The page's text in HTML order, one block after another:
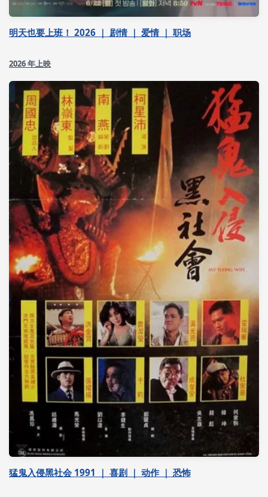
明天也要上班！ 2026 ｜ 剧情 ｜ 爱情 ｜ 职场
2026 年上映
猛鬼入侵黑社会 1991 ｜ 喜剧 ｜ 动作 ｜ 恐怖